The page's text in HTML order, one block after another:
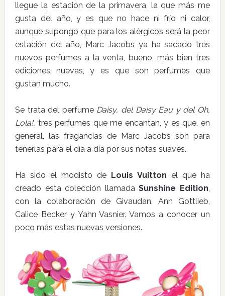
llegue la estación de la primavera, la que más me
gusta del año, y es que no hace ni frío ni calor,
aunque supongo que para los alérgicos será la peor
estación del año, Marc Jacobs ya ha sacado tres
nuevos perfumes a la venta, bueno, más bien tres
ediciones nuevas, y es que son perfumes que
gustan mucho.
Se trata del perfume Daisy, del Daisy Eau y del Oh,
Lola!, tres perfumes que me encantan, y es que, en
general, las fragancias de Marc Jacobs son para
tenerlas para el día a día por sus notas suaves.
Ha sido el modisto de Louis Vuitton el que ha
creado esta colección llamadaSunshine Edition,
con la colaboración de Givaudan, Ann Gottlieb,
Calice Becker y Yahn Vasnier. Vamos a conocer un
poco más estas nuevas versiones.